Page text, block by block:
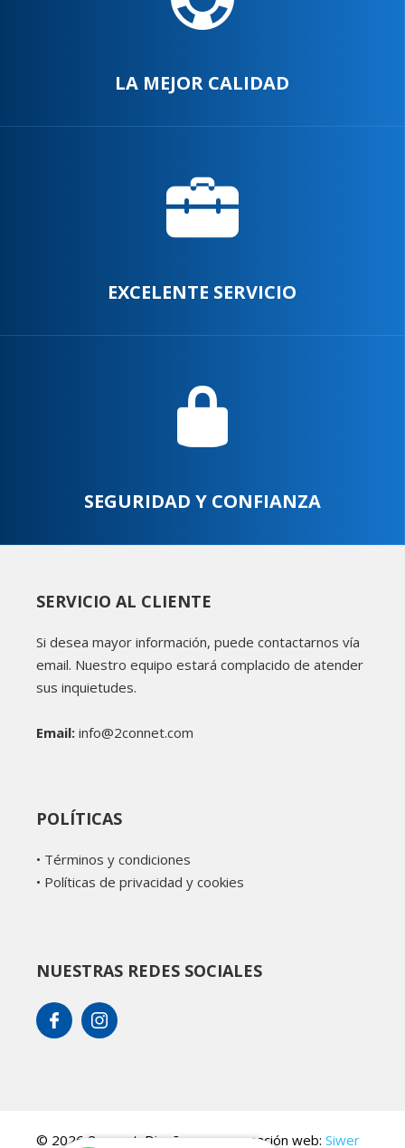
LA MEJOR CALIDAD
EXCELENTE SERVICIO
SEGURIDAD Y CONFIANZA
SERVICIO AL CLIENTE
Si desea mayor información, puede contactarnos vía
email. Nuestro equipo estará complacido de atender
sus inquietudes.
Email: info@2connet.com
POLÍTICAS
• Términos y condiciones
• Políticas de privacidad y cookies
NUESTRAS REDES SOCIALES
© 2026 2connet. Diseño y programación web: Siwer